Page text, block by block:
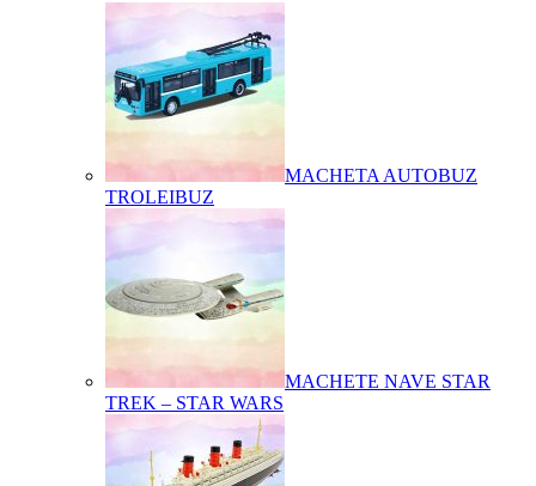
MACHETA AUTOBUZ
TROLEIBUZ
MACHETE NAVE STAR
TREK – STAR WARS